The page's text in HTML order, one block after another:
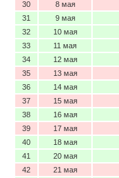
30
8 мая
31
9 мая
32
10 мая
33
11 мая
34
12 мая
35
13 мая
36
14 мая
37
15 мая
38
16 мая
39
17 мая
40
18 мая
41
20 мая
42
21 мая